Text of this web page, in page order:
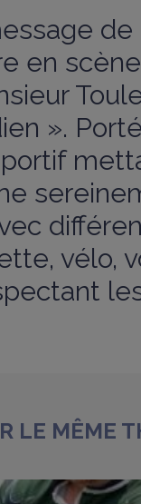
en
».
vélo,
LE MÊME